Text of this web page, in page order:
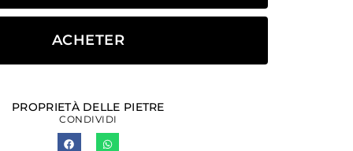
ACHETER
PROPRIETÀ DELLE PIETRE
CONDIVIDI